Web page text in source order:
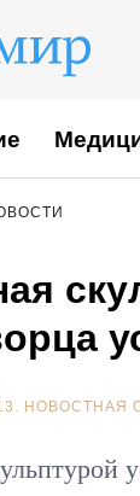
НОВОСТНАЯ